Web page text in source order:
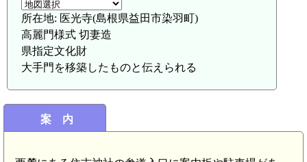
所在地: 医光寺(島根県益田市染羽町)
高麗門様式 切妻造
県指定文化財
大手門を移築したものと伝えられる
案 内